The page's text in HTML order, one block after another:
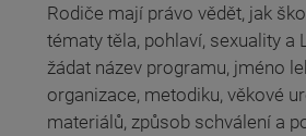
Rodiče mají právo vědět, jak
tématy těla, pohlaví, sexuality a
žádat název programu, jméno
organizace, metodiku, věkové
materiálů, způsob schválení a